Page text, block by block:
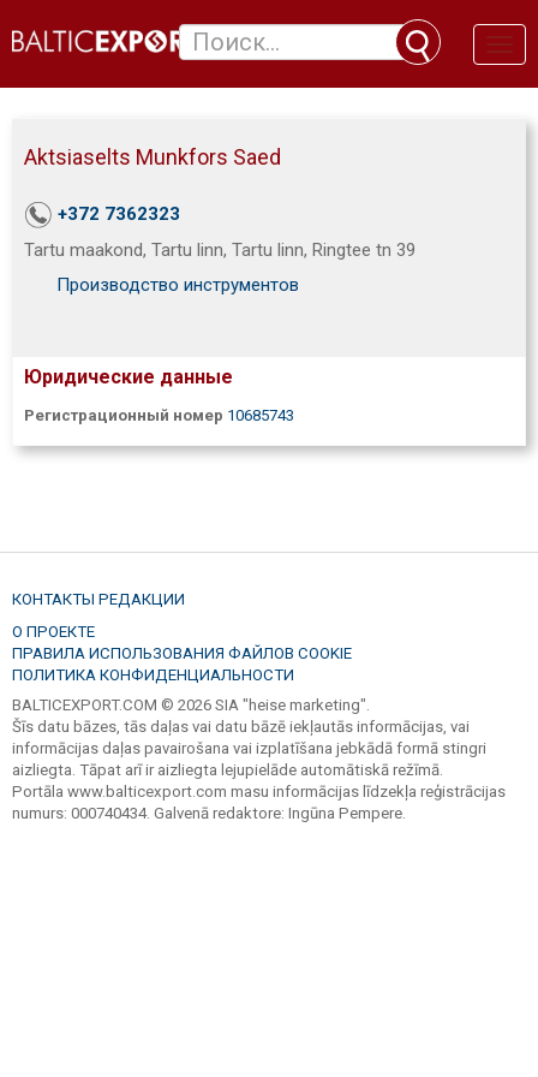
Aktsiaselts Munkfors Saed
+372 7362323
Tartu maakond, Tartu linn, Tartu linn, Ringtee tn 39
Производство инструментов
Юридические данные
Регистрационный номер 10685743
КОНТАКТЫ РЕДАКЦИИ
О ПРОЕКТЕ
ПРАВИЛА ИСПОЛЬЗОВАНИЯ ФАЙЛОВ COOKIE
ПОЛИТИКА КОНФИДЕНЦИАЛЬНОСТИ
BALTICEXPORT.COM © 2026 SIA "heise marketing".
Šīs datu bāzes, tās daļas vai datu bāzē iekļautās informācijas, vai
informācijas daļas pavairošana vai izplatīšana jebkādā formā stingri
aizliegta. Tāpat arī ir aizliegta lejupielāde automātiskā režīmā.
Portāla www.balticexport.com masu informācijas līdzekļa reģistrācijas
numurs: 000740434. Galvenā redaktore: Ingūna Pempere.